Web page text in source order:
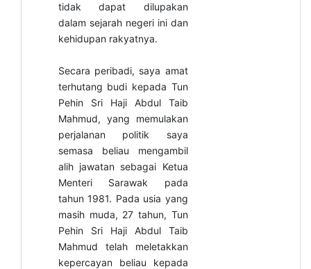
tidak dapat dilupakan
dalam sejarah negeri ini dan
kehidupan rakyatnya.
Secara peribadi, saya amat
terhutang budi kepada Tun
Pehin Sri Haji Abdul Taib
Mahmud, yang memulakan
perjalanan politik saya
semasa beliau mengambil
alih jawatan sebagai Ketua
Menteri Sarawak pada
tahun 1981. Pada usia yang
masih muda, 27 tahun, Tun
Pehin Sri Haji Abdul Taib
Mahmud telah meletakkan
kepercayan beliau kepada